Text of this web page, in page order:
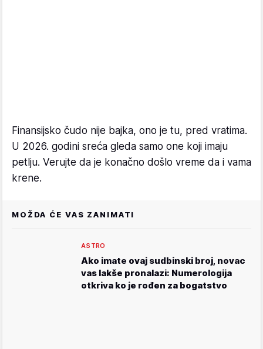
Finansijsko čudo nije bajka, ono je tu, pred vratima.
U 2026. godini sreća gleda samo one koji imaju
petlju. Verujte da je konačno došlo vreme da i vama
krene.
MOŽDA ĆE VAS ZANIMATI
ASTRO
Ako imate ovaj sudbinski broj, novac
vas lakše pronalazi: Numerologija
otkriva ko je rođen za bogatstvo